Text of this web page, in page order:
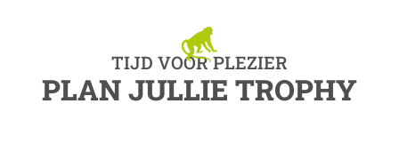
TIJD VOOR PLEZIER
PLAN JULLIE TROPHY